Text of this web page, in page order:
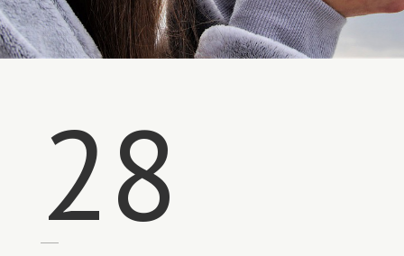
28